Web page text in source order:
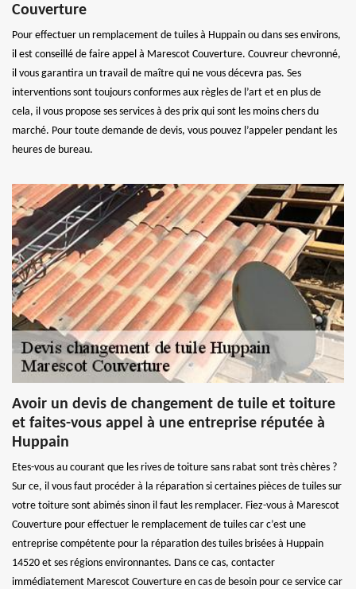
Couverture
Pour effectuer un remplacement de tuiles à Huppain ou dans ses environs,
il est conseillé de faire appel à Marescot Couverture. Couvreur chevronné,
il vous garantira un travail de maître qui ne vous décevra pas. Ses
interventions sont toujours conformes aux règles de l’art et en plus de
cela, il vous propose ses services à des prix qui sont les moins chers du
marché. Pour toute demande de devis, vous pouvez l’appeler pendant les
heures de bureau.
Avoir un devis de changement de tuile et toiture
et faites-vous appel à une entreprise réputée à
Huppain
Etes-vous au courant que les rives de toiture sans rabat sont très chères ?
Sur ce, il vous faut procéder à la réparation si certaines pièces de tuiles sur
votre toiture sont abimés sinon il faut les remplacer. Fiez-vous à Marescot
Couverture pour effectuer le remplacement de tuiles car c’est une
entreprise compétente pour la réparation des tuiles brisées à Huppain
14520 et ses régions environnantes. Dans ce cas, contacter
immédiatement Marescot Couverture en cas de besoin pour ce service car